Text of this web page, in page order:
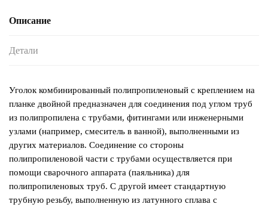
Описание
Детали
Уголок комбинированный полипропиленовый с креплением на
планке двойной предназначен для соединения под углом труб
из полипропилена с трубами, фитингами или инженерными
узлами (например, смеситель в ванной), выполненными из
других материалов. Соединение со стороны
полипропиленовой части с трубами осуществляется при
помощи сварочного аппарата (паяльника) для
полипропиленовых труб. С другой имеет стандартную
трубную резьбу, выполненную из латунного сплава с